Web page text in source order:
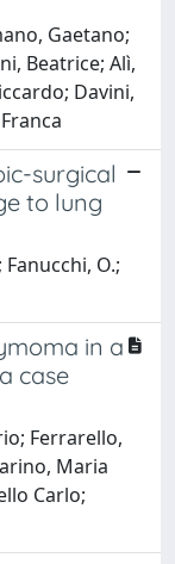
Gaetano;
Beatrice; Alì,
Davini,
surgical
to lung
O.;
in a
case
Ferrarello,
Maria
Carlo;